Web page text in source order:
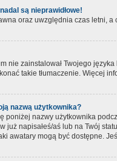
są nieprawidłowe!
oraz uwzględnia czas letni,
nie zainstalował Twojego
takie tłumaczenie. Więcej
nazwą użytkownika?
poniżej nazwy użytkownika
już napisałeś/aś lub na Twój
awatary mogą być dostępne.